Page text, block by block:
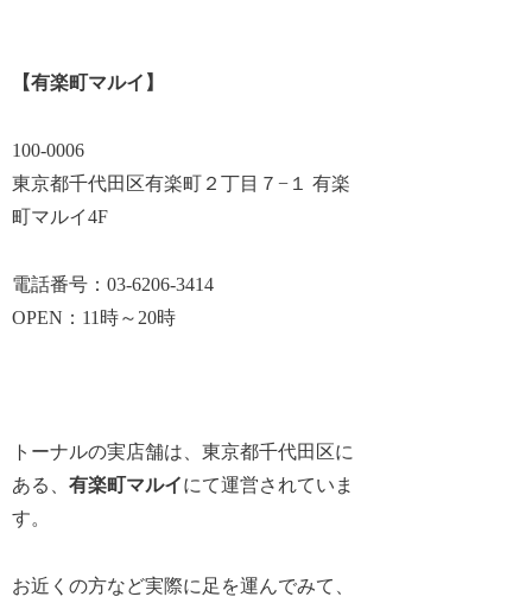
【有楽町マルイ】
100-0006
東京都千代田区有楽町２丁目７−１ 有楽
町マルイ4F
電話番号：03-6206-3414
OPEN：11時～20時
トーナルの実店舗は、東京都千代田区に
ある、有楽町マルイにて運営されていま
す。
お近くの方など実際に足を運んでみて、